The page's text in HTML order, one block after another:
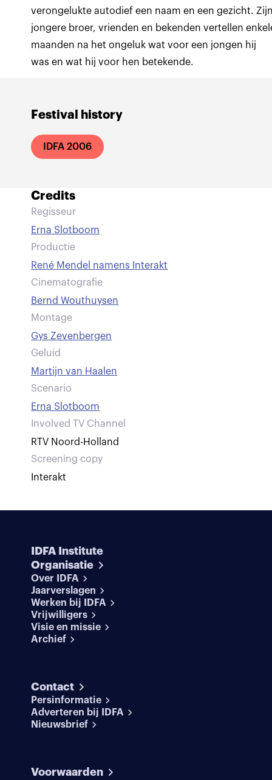
Festival history
IDFA 2006
verongelukte autodief een naam en een gezicht.
jongere broer, vrienden en bekenden vertellen
maanden na het ongeluk wat voor een jongen hij
was en wat hij voor hen betekende.
Credits
Regisseur
Erna Slotboom
Productie
René Mendel namens Interakt
Cinematografie
Bernd Wouthuysen
Montage
Gys Zevenbergen
Geluid
Martijn van Haalen
Scenario
Erna Slotboom
Involved TV Channel
RTV Noord-Holland
Screening copy
Interakt
IDFA Institute
Organisatie
Over IDFA
Jaarverslagen
Werken bij IDFA
Vrijwilligers
Visie en missie
Archief
Contact
Persinformatie
Adverteren bij IDFA
Nieuwsbrief
Voorwaarden